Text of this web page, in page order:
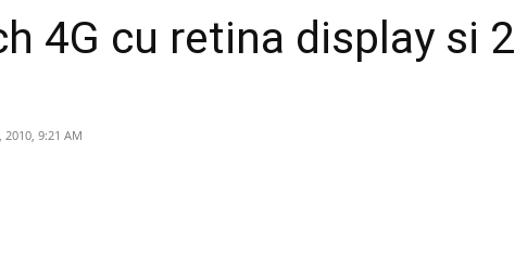
4G cu retina display si 2
2010, 9:21 AM